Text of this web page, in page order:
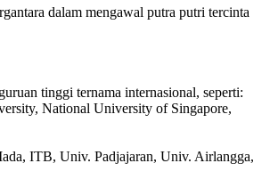
dalam mengawal putra putri tercinta
tinggi ternama internasional, seperti:
National University of Singapore,
ITB, Univ. Padjajaran, Univ. Airlangga,